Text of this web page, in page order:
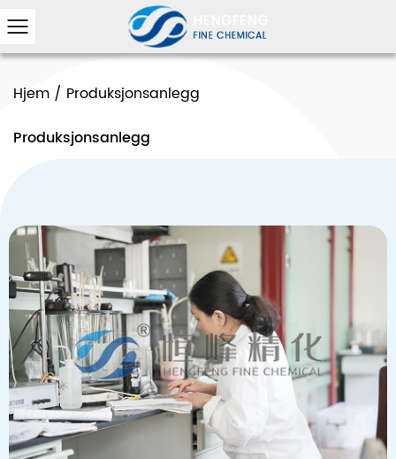
Hjem / Produksjonsanlegg
Produksjonsanlegg